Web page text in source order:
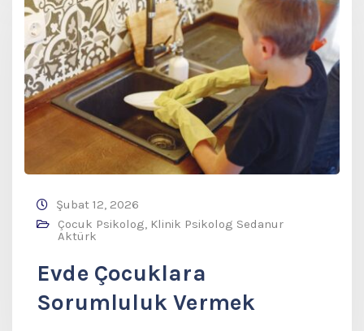
Şubat 12, 2026
Çocuk Psikolog, Klinik Psikolog Sedanur
Aktürk
Evde Çocuklara
Sorumluluk Vermek